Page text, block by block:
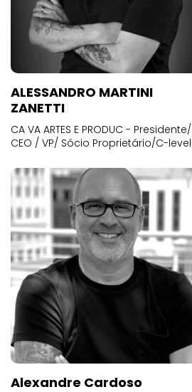
ALESSANDRO MARTINI
ZANETTI
CA VA ARTES E PRODUC - Presidente/
CEO / VP/ Sócio Proprietário/C-level
Alexandre Cardoso